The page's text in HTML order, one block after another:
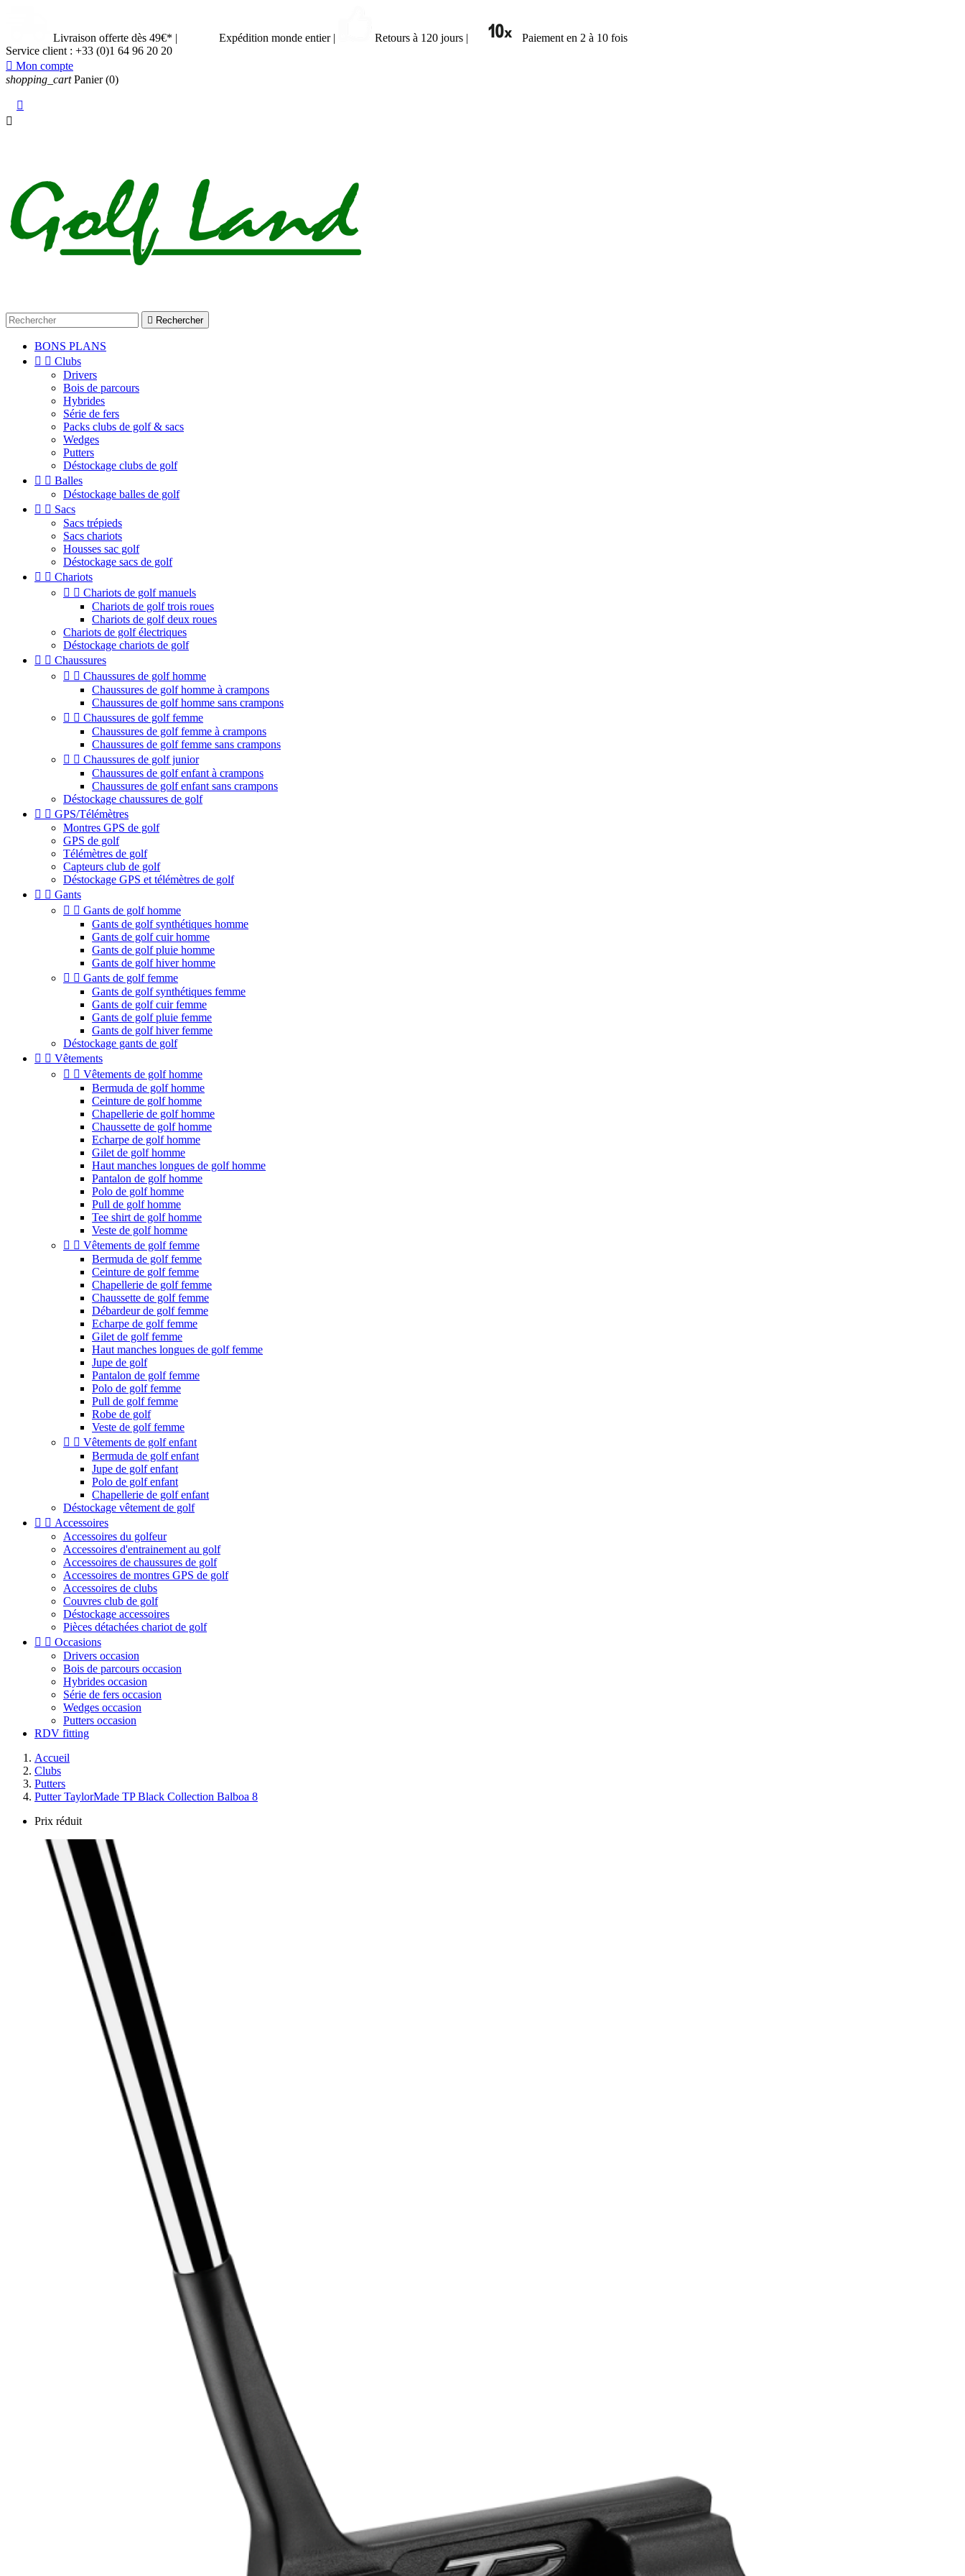
Livraison offerte dès 49€* | Expédition monde entier | Retours à 120 jours |
Paiement en 2 à 10 fois
Service client : +33 (0)1 64 96 20 20
 Mon compte
shopping_cart Panier (0)


 Rechercher
BONS PLANS
  Clubs
Drivers
Bois de parcours
Hybrides
Série de fers
Packs clubs de golf & sacs
Wedges
Putters
Déstockage clubs de golf
  Balles
Déstockage balles de golf
  Sacs
Sacs trépieds
Sacs chariots
Housses sac golf
Déstockage sacs de golf
  Chariots
  Chariots de golf manuels
Chariots de golf trois roues
Chariots de golf deux roues
Chariots de golf électriques
Déstockage chariots de golf
  Chaussures
  Chaussures de golf homme
Chaussures de golf homme à crampons
Chaussures de golf homme sans crampons
  Chaussures de golf femme
Chaussures de golf femme à crampons
Chaussures de golf femme sans crampons
  Chaussures de golf junior
Chaussures de golf enfant à crampons
Chaussures de golf enfant sans crampons
Déstockage chaussures de golf
  GPS/Télémètres
Montres GPS de golf
GPS de golf
Télémètres de golf
Capteurs club de golf
Déstockage GPS et télémètres de golf
  Gants
  Gants de golf homme
Gants de golf synthétiques homme
Gants de golf cuir homme
Gants de golf pluie homme
Gants de golf hiver homme
  Gants de golf femme
Gants de golf synthétiques femme
Gants de golf cuir femme
Gants de golf pluie femme
Gants de golf hiver femme
Déstockage gants de golf
  Vêtements
  Vêtements de golf homme
Bermuda de golf homme
Ceinture de golf homme
Chapellerie de golf homme
Chaussette de golf homme
Echarpe de golf homme
Gilet de golf homme
Haut manches longues de golf homme
Pantalon de golf homme
Polo de golf homme
Pull de golf homme
Tee shirt de golf homme
Veste de golf homme
  Vêtements de golf femme
Bermuda de golf femme
Ceinture de golf femme
Chapellerie de golf femme
Chaussette de golf femme
Débardeur de golf femme
Echarpe de golf femme
Gilet de golf femme
Haut manches longues de golf femme
Jupe de golf
Pantalon de golf femme
Polo de golf femme
Pull de golf femme
Robe de golf
Veste de golf femme
  Vêtements de golf enfant
Bermuda de golf enfant
Jupe de golf enfant
Polo de golf enfant
Chapellerie de golf enfant
Déstockage vêtement de golf
  Accessoires
Accessoires du golfeur
Accessoires d'entrainement au golf
Accessoires de chaussures de golf
Accessoires de montres GPS de golf
Accessoires de clubs
Couvres club de golf
Déstockage accessoires
Pièces détachées chariot de golf
  Occasions
Drivers occasion
Bois de parcours occasion
Hybrides occasion
Série de fers occasion
Wedges occasion
Putters occasion
RDV fitting
Accueil
Clubs
Putters
Putter TaylorMade TP Black Collection Balboa 8
Prix réduit